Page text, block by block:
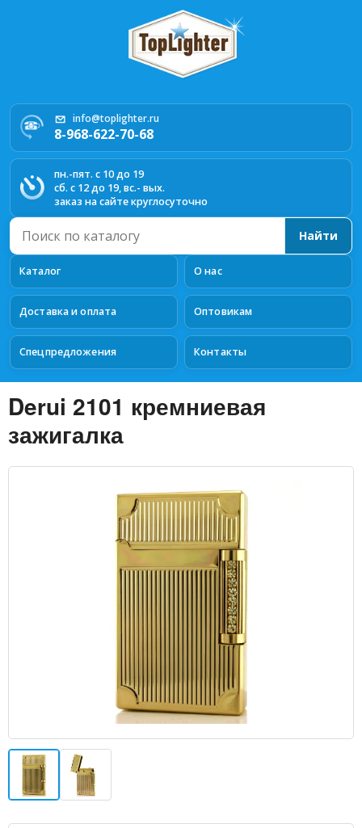
info@toplighter.ru
8-968-622-70-68
пн.-пят. с 10 до 19
сб. с 12 до 19, вс.- вых.
заказ на сайте круглосуточно
Каталог О нас
Доставка и оплата Оптовикам
Спецпредложения Контакты
Поиск
по
каталогу
Найти
Derui 2101 кремниевая
зажигалка